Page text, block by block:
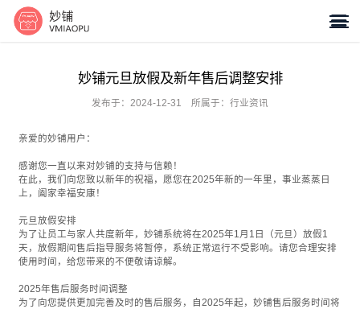

妙铺元旦放假及新年售后调整安排
发布于：2024-12-31 所属于：行业资讯
亲爱的妙铺用户：
感谢您一直以来对妙铺的支持与信赖！
在此，我们向您致以新年的祝福，愿您在2025年新的一年里，事业蒸蒸日
上，阖家幸福安康！
元旦放假安排
为了让员工与家人共度新年，妙铺系统将在2025年1月1日（元旦）放假1
天，放假期间售后指导服务将暂停，系统正常运行不受影响。请您合理安排
使用时间，给您带来的不便敬请谅解。
2025年售后服务时间调整
为了向您提供更加完善及时的售后服务，自2025年起，妙铺售后服务时间将